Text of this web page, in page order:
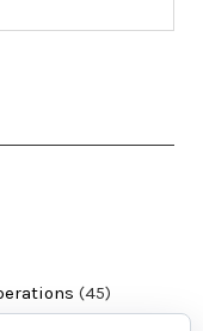
(45)